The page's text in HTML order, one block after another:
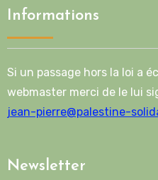
Informations
Si un passage hors la loi a
webmaster merci de le lui
jean-pierre@palestine-
Newsletter